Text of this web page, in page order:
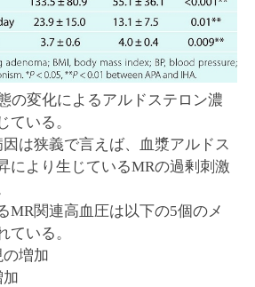
の変化によるアルドステロン濃
ている。
は狭義で言えば、血漿アルドス
により生じているMRの過剰刺激
MR関連高血圧は以下の5個のメ
ている。
の増加
加